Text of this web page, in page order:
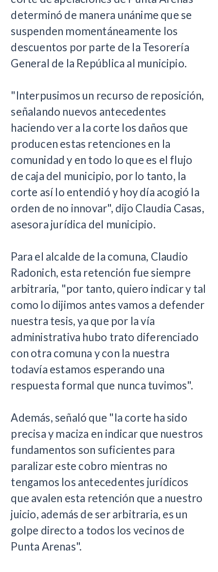
determinó de manera unánime que se
suspenden momentáneamente los
descuentos por parte de la Tesorería
General de la República al municipio.
"Interpusimos un recurso de reposición,
señalando nuevos antecedentes
haciendo ver a la corte los daños que
producen estas retenciones en la
comunidad y en todo lo que es el flujo
de caja del municipio, por lo tanto, la
corte así lo entendió y hoy día acogió la
orden de no innovar", dijo Claudia Casas,
asesora jurídica del municipio.
Para el alcalde de la comuna, Claudio
Radonich, esta retención fue siempre
arbitraria, "por tanto, quiero indicar y tal
como lo dijimos antes vamos a defender
nuestra tesis, ya que por la vía
administrativa hubo trato diferenciado
con otra comuna y con la nuestra
todavía estamos esperando una
respuesta formal que nunca tuvimos".
Además, señaló que "la corte ha sido
precisa y maciza en indicar que nuestros
fundamentos son suficientes para
paralizar este cobro mientras no
tengamos los antecedentes jurídicos
que avalen esta retención que a nuestro
juicio, además de ser arbitraria, es un
golpe directo a todos los vecinos de
Punta Arenas".